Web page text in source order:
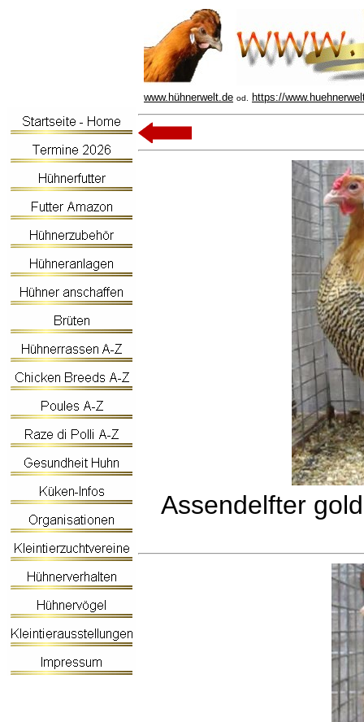
www.hühnerwelt.de od. https://
Assendelfter